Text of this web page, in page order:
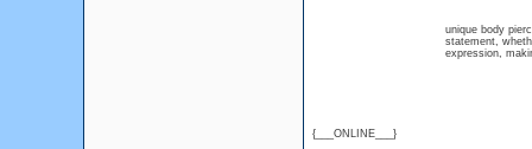
{___ONLINE___}
unique body
statement,
expression,